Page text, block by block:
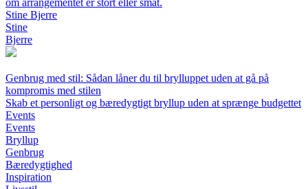
om arrangementet er stort eller småt.
Stine Bjerre
Stine
Bjerre
Genbrug med stil: Sådan låner du til brylluppet uden at gå på
kompromis med stilen
Skab et personligt og bæredygtigt bryllup uden at sprænge budgettet
Events
Events
Bryllup
Genbrug
Bæredygtighed
Inspiration